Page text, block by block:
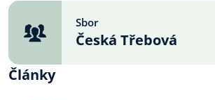
Sbor
Česká Třebová
Články